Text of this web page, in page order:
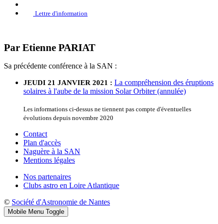
Lettre d'information
Par Etienne PARIAT
Sa précédente conférence à la SAN :
JEUDI 21 JANVIER 2021 : La compréhension des éruptions
solaires à l'aube de la mission Solar Orbiter (annulée)
Les informations ci-dessus ne tiennent pas compte d'éventuelles
évolutions depuis novembre 2020
Contact
Plan d'accès
Naguère à la SAN
Mentions légales
Nos partenaires
Clubs astro en Loire Atlantique
© Société d'Astronomie de Nantes
Mobile Menu Toggle